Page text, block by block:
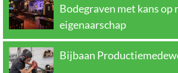
Bodegraven met kans op
eigenaarschap
Bijbaan